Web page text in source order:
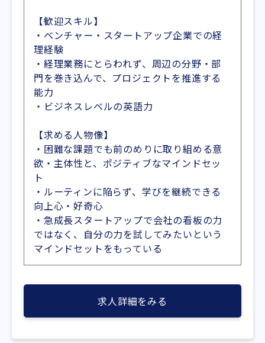
【歓迎スキル】
・ベンチャー・スタートアップ企業での経
理経験
・経理業務にとらわれず、周辺の分野・部
門を巻き込んで、プロジェクトを推進する
能力
・ビジネスレベルの英語力
【求める人物像】
・困難な課題でも前のめりに取り組める意
欲・主体性と、ポジティブなマインドセッ
ト
・ルーティンに陥らず、学びを継続できる
向上心・好奇心
・急成長スタートアップで会社の看板の力
ではなく、自分の力を試してみたいという
マインドセットをもっている
求人詳細をみる